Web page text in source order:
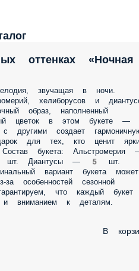
оттенках «Ночная
звучащая в ночи.
хелиборусов и
образ, наполненный
цветок в этом букете —
другими создает
для тех, кто ценит
букета: Альстромерия
Диантусы — 5 шт.
вариант букета может
за особенностей сезонной
что каждый букет
вниманием к деталям.
В